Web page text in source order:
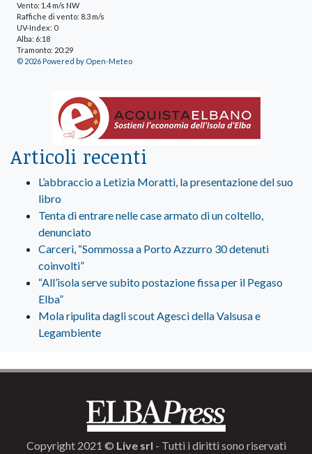
Vento: 1.4 m/s NW
Raffiche di vento: 8.3 m/s
UV-Index: 0
Alba: 6:18
Tramonto: 20:29
© 2026 Powered by Open-Meteo
Articoli recenti
L’abbraccio a Letizia Moratti, la presentazione del suo
libro
Tenta di entrare nelle case armato di un coltello,
denunciato
Carceri, “Sommossa a Porto Azzurro 30 detenuti
coinvolti”
“All’isola serve subito postazione fissa per il Pegaso
Elba”
Mola ripulita dagli scout Agesci della Valsusa e
Legambiente
Copyright 2021 © Live srl - Tutti i diritti sono riservati